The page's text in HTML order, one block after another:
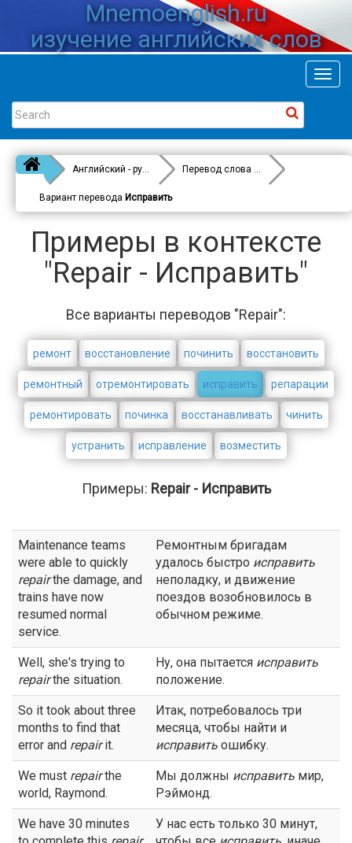
Mnemoenglish.ru
изучение английских слов
Английский - русский Перевод слова
Repair
Вариант перевода Исправить
Примеры в контексте
"Repair - Исправить"
Все варианты переводов "Repair":
ремонт восстановление починить восстановить
ремонтный отремонтировать исправить репарации
ремонтировать починка восстанавливать чинить
устранить исправление возместить
Примеры: Repair - Исправить
Maintenance teams
were able to quickly
repairthe damage, and
trains have now
resumed normal
service.
Ремонтным бригадам
удалось быстро исправить
неполадку, и движение
поездов возобновилось в
обычном режиме.
Well, she's trying to
repairthe situation.
Ну, она пытается исправить
положение.
So it took about three
months to find that
error and repairit.
Итак, потребовалось три
месяца, чтобы найти и
исправить ошибку.
We must repairthe
world, Raymond.
Мы должны исправить мир,
Рэймонд.
We have 30 minutes
У нас есть только 30 минут,